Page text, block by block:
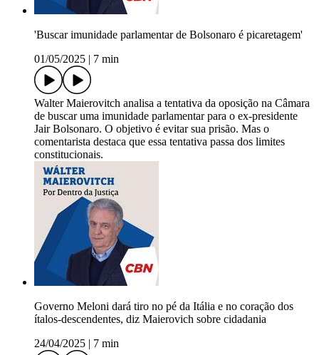
'Buscar imunidade parlamentar de Bolsonaro é picaretagem'
01/05/2025
7 min
Walter Maierovitch analisa a tentativa da oposição na Câmara
de buscar uma imunidade parlamentar para o ex-presidente
Jair Bolsonaro. O objetivo é evitar sua prisão. Mas o
comentarista destaca que essa tentativa passa dos limites
constitucionais.
Governo Meloni dará tiro no pé da Itália e no coração dos
ítalos-descendentes, diz Maierovich sobre cidadania
24/04/2025
7 min